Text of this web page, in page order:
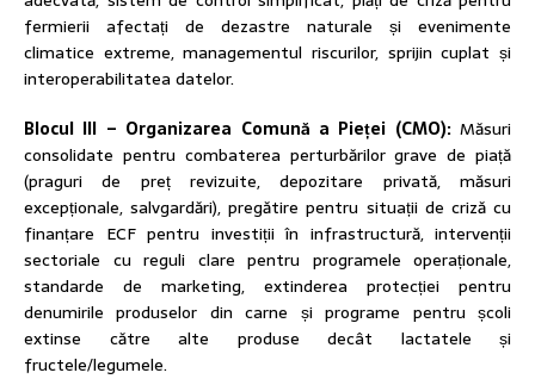
fermierii afectați de dezastre naturale și evenimente
climatice extreme, managementul riscurilor, sprijin cuplat și
interoperabilitatea datelor.
Blocul III – Organizarea Comună a Pieței (CMO): Măsuri
consolidate pentru combaterea perturbărilor grave de piață
(praguri de preț revizuite, depozitare privată, măsuri
excepționale, salvgardări), pregătire pentru situații de criză cu
finanțare ECF pentru investiții în infrastructură, intervenții
sectoriale cu reguli clare pentru programele operaționale,
standarde de marketing, extinderea protecției pentru
denumirile produselor din carne și programe pentru școli
extinse către alte produse decât lactatele și
fructele/legumele.